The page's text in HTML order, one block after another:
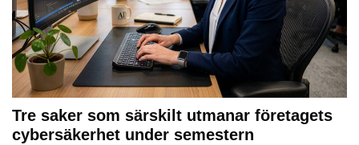
Tre saker som särskilt utmanar företagets
cybersäkerhet under semestern